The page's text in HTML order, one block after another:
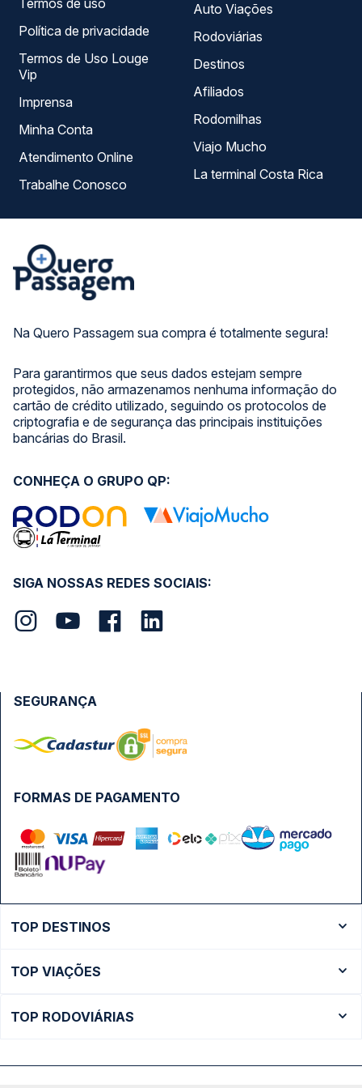
Na Quero Passagem sua compra é totalmente segura!
Para garantirmos que seus dados estejam sempre
protegidos, não armazenamos nenhuma informação do
cartão de crédito utilizado, seguindo os protocolos de
criptografia e de segurança das principais instituições
bancárias do Brasil.
Termos de uso
Política de privacidade
Termos de Uso Louge
Vip
Imprensa
Minha Conta
Atendimento Online
Trabalhe Conosco
Auto Viações
Rodoviárias
Destinos
Afiliados
Rodomilhas
Viajo Mucho
La terminal Costa Rica
SIGA NOSSAS REDES SOCIAIS:
CONHEÇA O GRUPO QP:
FORMAS DE PAGAMENTO
SEGURANÇA
TOP DESTINOS
Ônibus São Paulo
TOP VIAÇÕES
TOP RODOVIÁRIAS